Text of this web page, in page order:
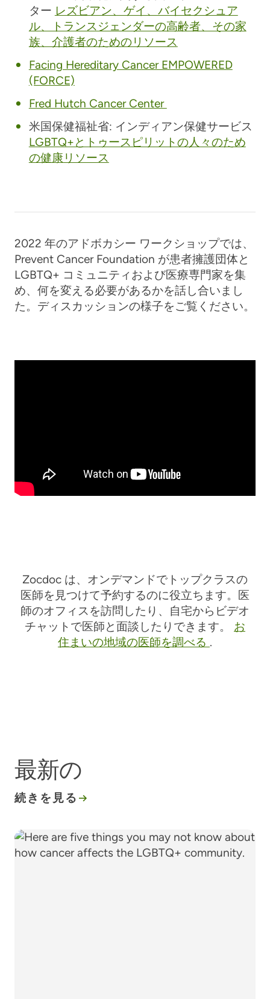
ター レズビアン、ゲイ、バイセクシュア
ル、トランスジェンダーの高齢者、その家
族、介護者のためのリソース
Facing Hereditary Cancer EMPOWERED
(FORCE)
Fred Hutch Cancer Center
米国保健福祉省: インディアン保健サービス
LGBTQ+とトゥースピリットの人々のため
の健康リソース
2022 年のアドボカシー ワークショップでは、
Prevent Cancer Foundation が患者擁護団体と
LGBTQ+ コミュニティおよび医療専門家を集
め、何を変える必要があるかを話し合いまし
た。ディスカッションの様子をご覧ください。
Zocdoc は、オンデマンドでトップクラスの
医師を見つけて予約するのに役立ちます。医
師のオフィスを訪問したり、自宅からビデオ
チャットで医師と面談したりできます。 お
住まいの地域の医師を調べる .
最新の
続きを見る
がん予防、検診、LGBTQ+コミュニティについ